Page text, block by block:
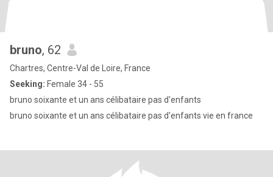
bruno, 62
Chartres, Centre-Val de Loire, France
Seeking: Female 34 - 55
bruno soixante et un ans célibataire pas d'enfants
bruno soixante et un ans célibataire pas d'enfants vie en france